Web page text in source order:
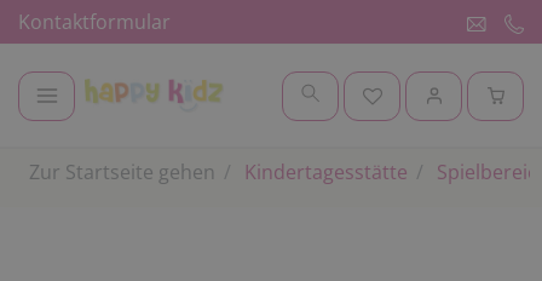
Kontaktformular
Zur Startseite gehen Kindertagesstätte